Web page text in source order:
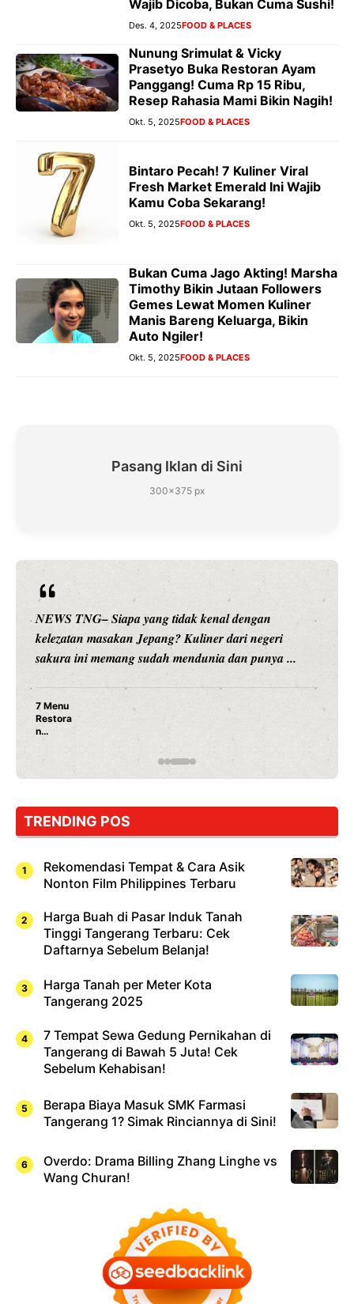
Wajib Dicoba, Bukan Cuma Sushi!
Des. 4, 2025FOOD & PLACES
Nunung Srimulat & Vicky
Prasetyo Buka Restoran Ayam
Panggang! Cuma Rp 15 Ribu,
Resep Rahasia Mami Bikin Nagih!
Okt. 5, 2025FOOD & PLACES
Bintaro Pecah! 7 Kuliner Viral
Fresh Market Emerald Ini Wajib
Kamu Coba Sekarang!
Okt. 5, 2025FOOD & PLACES
Bukan Cuma Jago Akting! Marsha
Timothy Bikin Jutaan Followers
Gemes Lewat Momen Kuliner
Manis Bareng Keluarga, Bikin
Auto Ngiler!
Okt. 5, 2025FOOD & PLACES
Pasang Iklan di Sini
300×375 px
NEWS TNG– Siapa sangka, dua nama besar di dunia
hiburan, Nunung Srimulat dan Vicky Prasetyo, kini
merambah dunia kuliner dengan ...
Nunung Srimulat & Vicky Prasetyo Buka Restoran
Rahasia Mami Bikin Nagih!
TRENDING POS
Rekomendasi Tempat & Cara Asik
Nonton Film Philippines Terbaru
Harga Buah di Pasar Induk Tanah
Tinggi Tangerang Terbaru: Cek
Daftarnya Sebelum Belanja!
Harga Tanah per Meter Kota
Tangerang 2025
7 Tempat Sewa Gedung Pernikahan di
Tangerang di Bawah 5 Juta! Cek
Sebelum Kehabisan!
Berapa Biaya Masuk SMK Farmasi
Tangerang 1? Simak Rinciannya di Sini!
Overdo: Drama Billing Zhang Linghe vs
Wang Churan!